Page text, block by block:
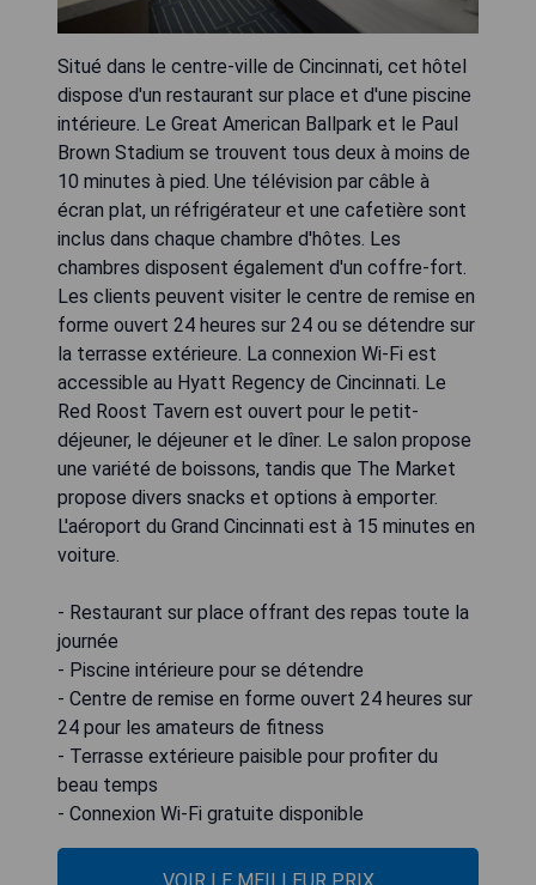
Situé dans le centre-ville de Cincinnati, cet hôtel
dispose d'un restaurant sur place et d'une piscine
intérieure. Le Great American Ballpark et le Paul
Brown Stadium se trouvent tous deux à moins de
10 minutes à pied. Une télévision par câble à
écran plat, un réfrigérateur et une cafetière sont
inclus dans chaque chambre d'hôtes. Les
chambres disposent également d'un coffre-fort.
Les clients peuvent visiter le centre de remise en
forme ouvert 24 heures sur 24 ou se détendre sur
la terrasse extérieure. La connexion Wi-Fi est
accessible au Hyatt Regency de Cincinnati. Le
Red Roost Tavern est ouvert pour le petit-
déjeuner, le déjeuner et le dîner. Le salon propose
une variété de boissons, tandis que The Market
propose divers snacks et options à emporter.
L'aéroport du Grand Cincinnati est à 15 minutes en
voiture.
- Restaurant sur place offrant des repas toute la
journée
- Piscine intérieure pour se détendre
- Centre de remise en forme ouvert 24 heures sur
24 pour les amateurs de fitness
- Terrasse extérieure paisible pour profiter du
beau temps
- Connexion Wi-Fi gratuite disponible